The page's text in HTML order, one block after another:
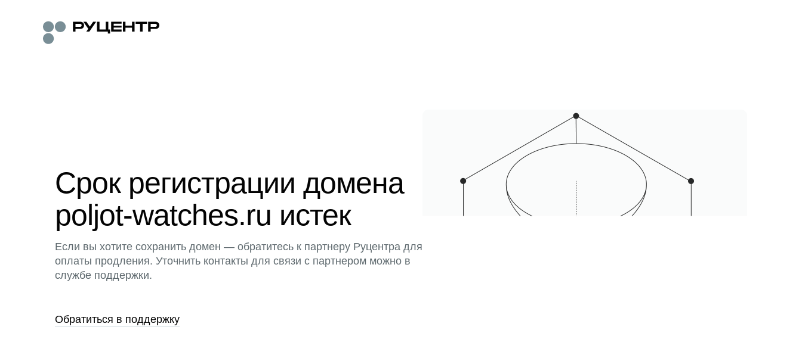
Срок регистрации домена
poljot-watches.ru истек
Если вы хотите сохранить домен — обратитесь к партнеру Руцентра для
оплаты продления. Уточнить контакты для связи с партнером можно в
службе поддержки.
Обратиться в поддержку